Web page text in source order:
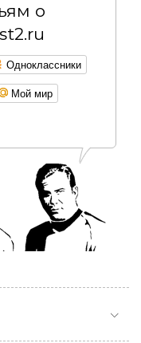
о
Одноклассники
Мой мир